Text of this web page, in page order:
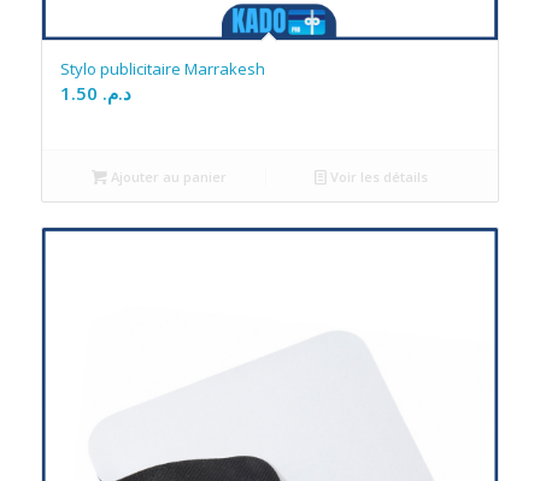
Stylo publicitaire Marrakesh
د.م.
Ajouter au panier Voir les détails